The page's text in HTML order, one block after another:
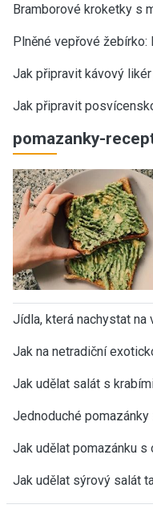
Bramborové kroketky s
Plněné vepřové žebírko:
Jak připravit kávový
Jak připravit
pomazanky-
Jídla, která nachystat
Jak na netradiční
Jak udělat salát s
Jednoduché
Jak udělat pomazánku
Jak udělat sýrový salát